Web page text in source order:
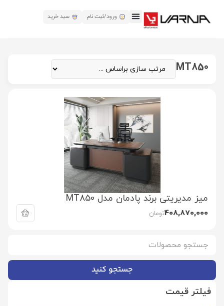
ورود/ثبت نام سبد خرید
جستجو کنید
فیلتر قیمت
MT850
میز مدیریتی برند پادمان مدل MT850
408,870,000تومان